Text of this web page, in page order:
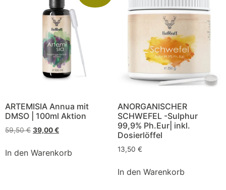
ARTEMISIA Annua mit
DMSO | 100ml Aktion
59,50€ 39,00€
In den Warenkorb
ANORGANISCHER
SCHWEFEL -Sulphur
99,9% Ph.Eur| inkl.
Dosierlöffel
13,50 €
In den Warenkorb